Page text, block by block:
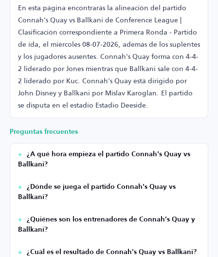
En esta página encontrarás la alineación del partido
Connah's Quay vs Ballkani de Conference League |
Clasificación correspondiente a Primera Ronda - Partido
de ida, el miércoles 08-07-2026, además de los suplentes
y los jugadores ausentes. Connah's Quay forma con 4-4-
2 liderado por Jones mientras que Ballkani sale con 4-4-
2 liderado por Kuc. Connah's Quay está dirigido por
John Disney y Ballkani por Mislav Karoglan. El partido
se disputa en el estadio Estadio Deeside.
Preguntas frecuentes
¿A qué hora empieza el partido Connah's Quay vs
Ballkani?
¿Dónde se juega el partido Connah's Quay vs
Ballkani?
¿Quiénes son los entrenadores de Connah's Quay y
Ballkani?
¿Cuál es el resultado de Connah's Quay vs Ballkani?